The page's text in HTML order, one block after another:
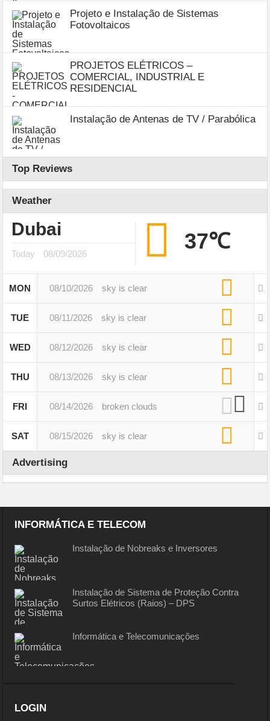
Projeto e Instalação de Sistemas
Fotovoltaicos
PROJETOS ELÉTRICOS –
COMERCIAL, INDUSTRIAL E
RESIDENCIAL
Instalação de Antenas de TV / Parabólica
Top Reviews
Weather
Dubai
Today 08/09/2026
37℃
MON 08/10/2026 sky is clear
TUE 08/11/2026 sky is clear
WED 08/12/2026 sky is clear
THU 08/13/2026 sky is clear
FRI 08/14/2026 broken clouds
SAT 08/15/2026 sky is clear
Advertising
INFORMÁTICA E TELECOM
Instalação de Nobreaks e Inversores
Instalação de Sistema de Proteção Contra
Surtos Elétricos (Raios) – DPS
Informática e Telecomunicações
LOGIN